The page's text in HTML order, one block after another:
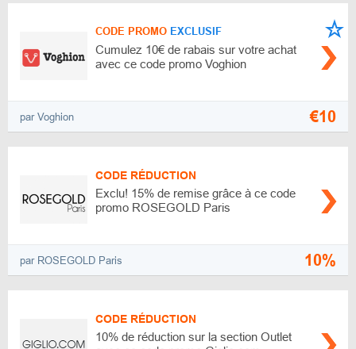
CODE PROMO EXCLUSIF
Cumulez 10€ de rabais sur votre achat
avec ce code promo Voghion
par Voghion €10
CODE RÉDUCTION
Exclu! 15% de remise grâce à ce code
promo ROSEGOLD Paris
par ROSEGOLD Paris 10%
CODE RÉDUCTION
10% de réduction sur la section Outlet